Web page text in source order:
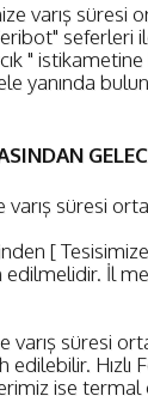
varış süresi
Feribot"
"
yanında
varış süresi
[
İl
varış süresi
edilebilir.
ise termal